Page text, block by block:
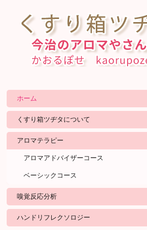
ホーム
くすり箱ツヂタについて
アロマテラピー
アロマアドバイザーコース
ベーシックコース
嗅覚反応分析
ハンドリフレクソロジー